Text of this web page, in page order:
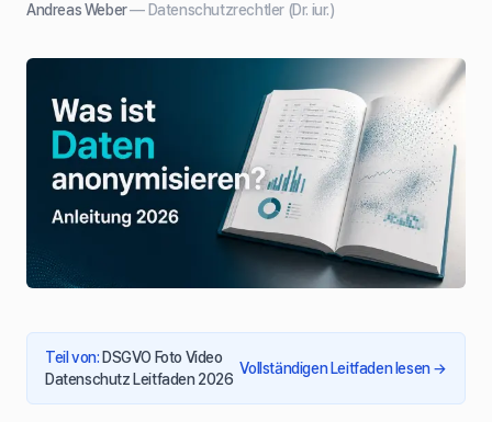
Andreas Weber— Datenschutzrechtler (Dr. iur.)
Teil von: DSGVO Foto Video
Datenschutz Leitfaden 2026
Vollständigen Leitfaden lesen →